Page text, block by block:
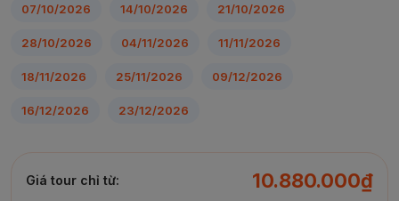
07/10/2026 14/10/2026 21/10/2026
28/10/2026 04/11/2026 11/11/2026
18/11/2026 25/11/2026 09/12/2026
16/12/2026 23/12/2026
Giá tour chỉ từ: 10.880.000₫